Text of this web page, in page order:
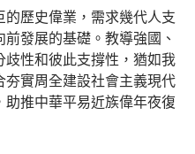
歷史偉業，需求幾代人支
發展的基礎。教導強國、
性和彼此支撐性，猶如我
實周全建設社會主義現代
推中華平易近族偉年夜復